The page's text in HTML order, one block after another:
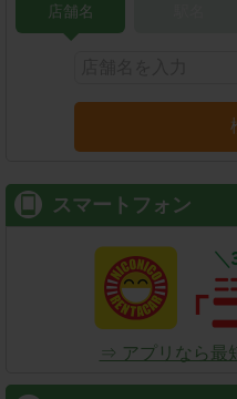
店舗名
スマートフォン
⇒ アプリなら最